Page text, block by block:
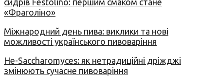
сидрів Festolino: першим смаком стане
«Фраголіно»
Міжнародний день пива: виклики та нові
можливості українського пивоваріння
Не-Saccharomyces: як нетрадиційні дріжджі
змінюють сучасне пивоваріння